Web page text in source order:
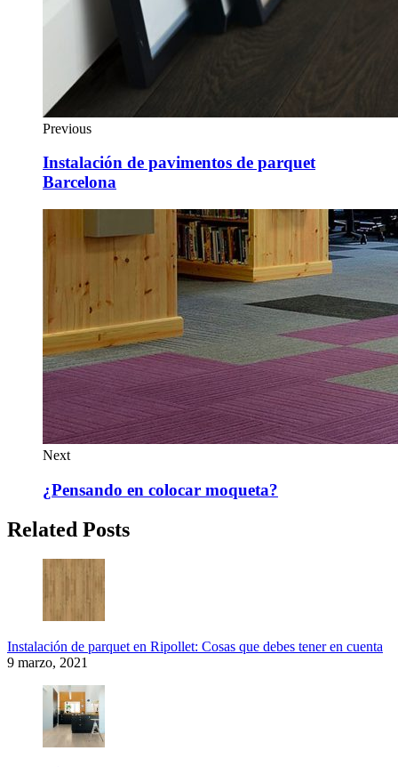
Previous
Instalación de pavimentos de parquet
Barcelona
Next
¿Pensando en colocar moqueta?
Related Posts
Instalación de parquet en Ripollet: Cosas que debes tener en cuenta
9 marzo, 2021